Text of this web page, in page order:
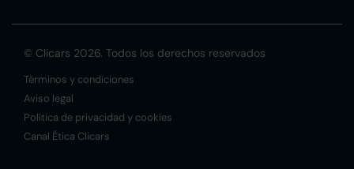
© Clicars 2026. Todos los derechos reservados
Términos y condiciones
Aviso legal
Política de privacidad y cookies
Canal Ética Clicars